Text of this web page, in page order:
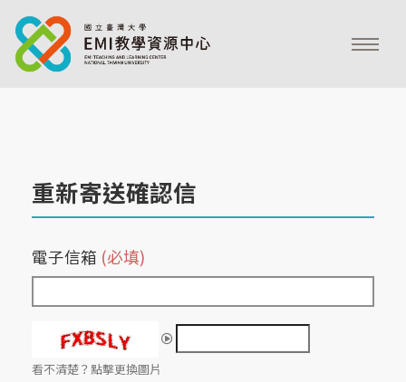
重新寄送確認信
電子信箱 (必填)
看不清楚？點擊更換圖片